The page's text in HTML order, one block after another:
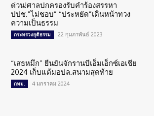
ด่วน!ศาลปกครองรับคำร้องสรรหา
ปปช.”ไม่ชอบ” “ประหยัด”เดินหน้าทวง
ความเป็นธรรม
กระทรวงยุติธรรม 22 กุมภาพันธ์ 2023
“เสธหมึก” ยืนยันจักรานบีเอ็มเอ็กซ์เอเชีย
2024 เก็บแต้มอปล.สนามสุดท้าย
กทม. 4 มกราคม 2024